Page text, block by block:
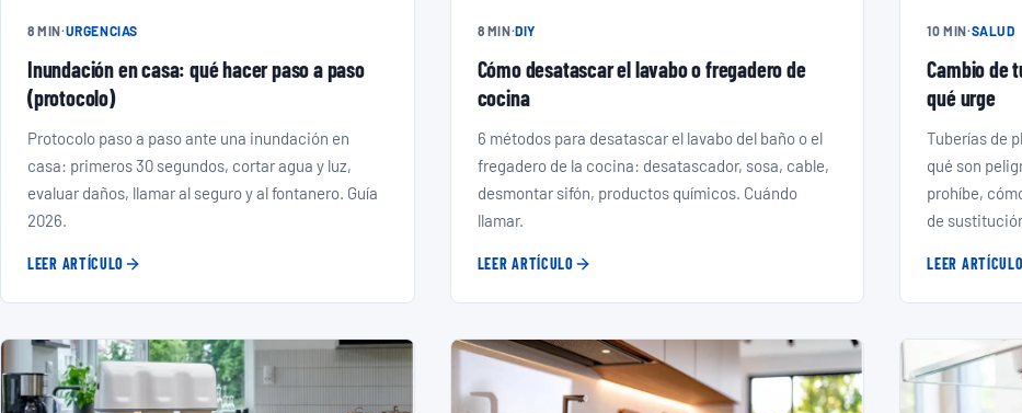
8 MIN·URGENCIAS
Inundación en casa: qué hacer paso a paso
(protocolo)
Protocolo paso a paso ante una inundación en
casa: primeros 30 segundos, cortar agua y luz,
evaluar daños, llamar al seguro y al fontanero. Guía
2026.
LEER ARTÍCULO
8 MIN·DIY
Cómo desatascar el lavabo o fregadero de
cocina
6 métodos para desatascar el lavabo del baño o el
fregadero de la cocina: desatascador, sosa, cable,
desmontar sifón, productos químicos. Cuándo
llamar.
LEER ARTÍCULO
10 MIN·SALUD
Cambio de
qué urge
Tuberías de
qué son
prohíbe,
de
LEER ARTÍCULO